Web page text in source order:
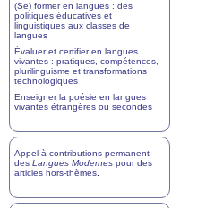
(Se) former en langues : des
politiques éducatives et
linguistiques aux classes de
langues
Évaluer et certifier en langues
vivantes : pratiques, compétences,
plurilinguisme et transformations
technologiques
Enseigner la poésie en langues
vivantes étrangères ou secondes
Appel à contributions permanent
des Langues Modernes pour des
articles hors-thèmes